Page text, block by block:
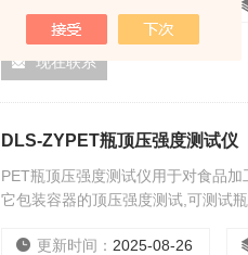
现在联系
DLS-ZYPET瓶顶压强度测试仪
PET瓶顶压强度测试仪用于对食品
它包装容器的顶压强度测试,可测试
更新时间： 2025-08-26